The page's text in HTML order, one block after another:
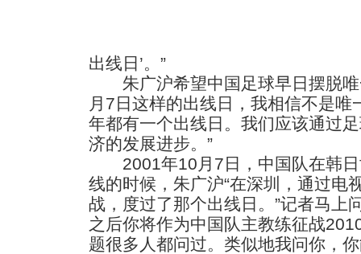
出线日’。”
朱广沪希望中国足球早日摆脱唯
月7日这样的出线日，我相信不是
年都有一个出线日。我们应该通过
济的发展进步。”
2001年10月7日，中国队在韩日
线的时候，朱广沪“在深圳，通过电
战，度过了那个出线日。”记者马上
之后你将作为中国队主教练征战
题很多人都问过。类似地我问你，